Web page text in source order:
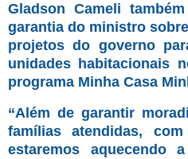
Gladson Cameli
garantia do ministro
projetos do governo
unidades habitacionais
programa Minha Casa
“Além de garantir
famílias atendidas,
estaremos aquecendo